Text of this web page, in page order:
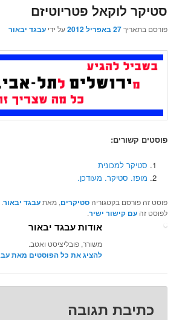
סטיקר לוקאל פטריוטיזם
פורסם בתאריך27 באפריל 2012 על ידיעבגד יבאור
פוסטים קשורים:
סטיקר למכונית
מופז. סטיקר. מעודכן.
פוסט זה פורסם בקטגוריהסטיקרים, מאתעבגד יבאור
לפוסט זהעם קישור ישיר.
אודות עבגד יבאור
משורר, פובליציסט ואטב.
להציג את כל הפוסטים מאת
כתיבת תגובה